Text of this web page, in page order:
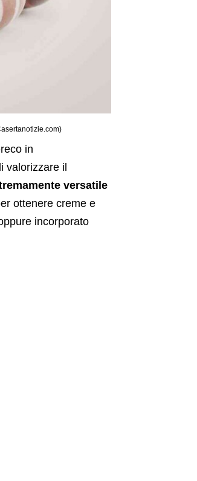
in
valorizzare il
versatile
ottenere creme e
incorporato